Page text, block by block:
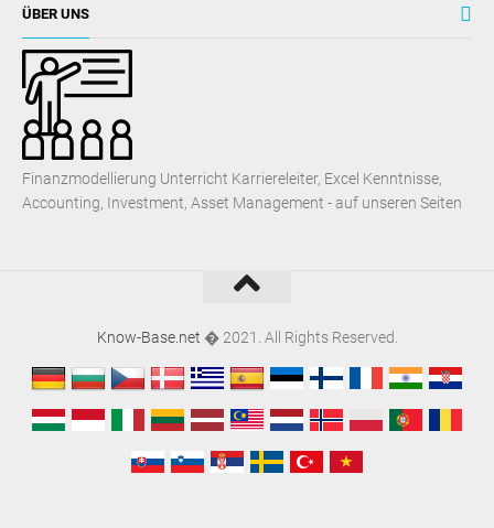
ÜBER UNS
Finanzmodellierung Unterricht Karriereleiter, Excel Kenntnisse,
Accounting, Investment, Asset Management - auf unseren Seiten
Know-Base.net � 2021. All Rights Reserved.